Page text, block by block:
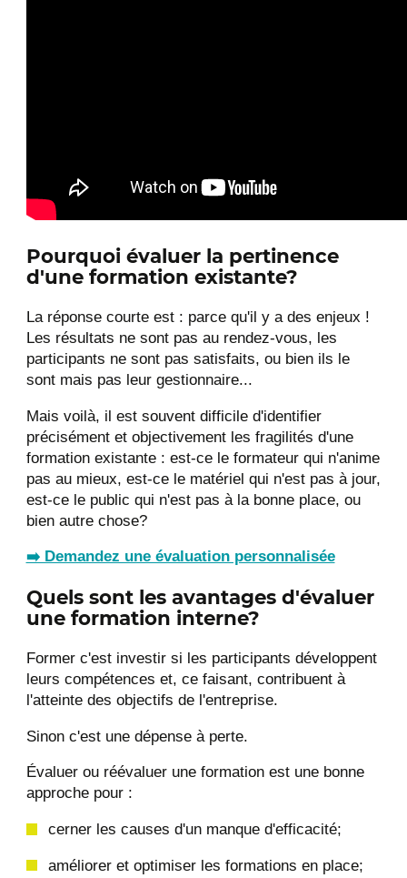
Pourquoi évaluer la pertinence
d'une formation existante?
La réponse courte est : parce qu'il y a des enjeux !
Les résultats ne sont pas au rendez-vous, les
participants ne sont pas satisfaits, ou bien ils le
sont mais pas leur gestionnaire...
Mais voilà, il est souvent difficile d'identifier
précisément et objectivement les fragilités d'une
formation existante : est-ce le formateur qui n'anime
pas au mieux, est-ce le matériel qui n'est pas à jour,
est-ce le public qui n'est pas à la bonne place, ou
bien autre chose?
➡️ Demandez une évaluation personnalisée
Quels sont les avantages d'évaluer
une formation interne?
Former c'est investir si les participants développent
leurs compétences et, ce faisant, contribuent à
l'atteinte des objectifs de l'entreprise.
Sinon c'est une dépense à perte.
Évaluer ou réévaluer une formation est une bonne
approche pour :
cerner les causes d'un manque d'efficacité;
améliorer et optimiser les formations en place;